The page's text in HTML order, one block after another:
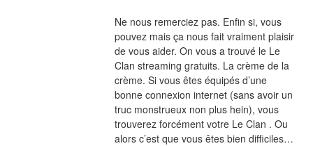
Ne nous remerciez pas. Enfin si, vous
pouvez mais ça nous fait vraiment plaisir
de vous aider. On vous a trouvé le Le
Clan streaming gratuits. La crème de la
crème. Si vous êtes équipés d’une
bonne connexion internet (sans avoir un
truc monstrueux non plus hein), vous
trouverez forcément votre Le Clan . Ou
alors c’est que vous êtes bien difficiles…